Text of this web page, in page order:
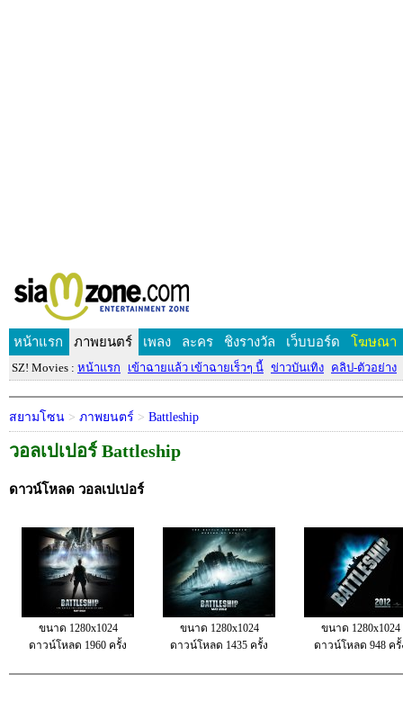
หน้าแรก ภาพยนตร์ เพลง ละคร ชิงรางวัล เว็บบอร์ด โฆษณา
SZ! Movies : หน้าแรก เข้าฉายแล้ว เข้าฉายเร็วๆ นี้ ข่าวบันเทิง คลิป-ตัวอย่าง
สยามโซน > ภาพยนตร์ > Battleship
วอลเปเปอร์ Battleship
ดาวน์โหลด วอลเปเปอร์
ขนาด 1280x1024
ดาวน์โหลด 1960 ครั้ง
ขนาด 1280x1024
ดาวน์โหลด 1435 ครั้ง
ขนาด 1280x1024
ดาวน์โหลด 948 ครั้